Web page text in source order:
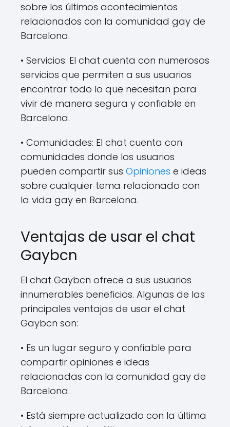
sobre los últimos acontecimientos
relacionados con la comunidad gay de
Barcelona.
• Servicios: El chat cuenta con numerosos
servicios que permiten a sus usuarios
encontrar todo lo que necesitan para
vivir de manera segura y confiable en
Barcelona.
• Comunidades: El chat cuenta con
comunidades donde los usuarios
pueden compartir sus Opiniones e ideas
sobre cualquier tema relacionado con
la vida gay en Barcelona.
Ventajas de usar el chat
Gaybcn
El chat Gaybcn ofrece a sus usuarios
innumerables beneficios. Algunas de las
principales ventajas de usar el chat
Gaybcn son:
• Es un lugar seguro y confiable para
compartir opiniones e ideas
relacionadas con la comunidad gay de
Barcelona.
• Está siempre actualizado con la última